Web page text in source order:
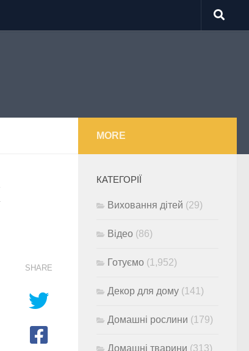
SHARE
MORE
КАТЕГОРІЇ
Виховання дітей (29)
Відео (86)
Готуємо (1,952)
Декор для дому (141)
Домашні рослини (179)
Домашні тварини (313)